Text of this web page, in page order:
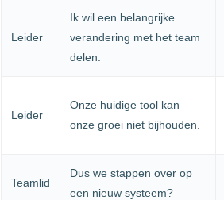
Leider
Ik wil een belangrijke
verandering met het team
delen.
Leider
Onze huidige tool kan
onze groei niet bijhouden.
Teamlid
Dus we stappen over op
een nieuw systeem?